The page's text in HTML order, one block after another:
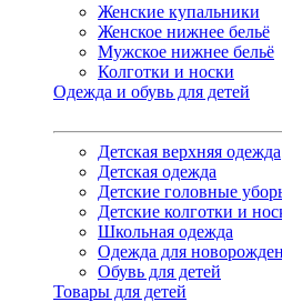
Женские купальники
Женское нижнее бельё
Мужское нижнее бельё
Колготки и носки
Одежда и обувь для детей
Детская верхняя одежда
Детская одежда
Детские головные
Детские колготки и
Школьная одежда
Одежда для
Обувь для детей
Товары для детей